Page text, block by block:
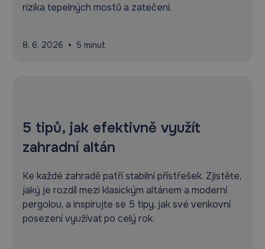
rizika tepelných mostů a zatečení.
8. 6. 2026 • 5 minut
5 tipů, jak efektivně využít
zahradní altán
Ke každé zahradě patří stabilní přístřešek. Zjistěte,
jaký je rozdíl mezi klasickým altánem a moderní
pergolou, a inspirujte se 5 tipy, jak své venkovní
posezení využívat po celý rok.